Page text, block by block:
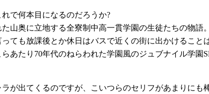
で何本目になるのだろうか?
山奥に立地する全寮制中高一貫学園の生徒たちの物語。
ても放課後とか休日はバスで近くの街に出かけるこ
あたり70年代のねらわれた学園風のジュブナイル学
が出てくるのですが、こいつらのセリフがあまりにも